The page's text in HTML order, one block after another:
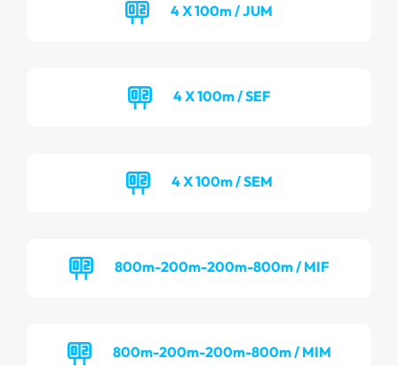
4 X 100m / JUM
4 X 100m / SEF
4 X 100m / SEM
800m-200m-200m-800m / MIF
800m-200m-200m-800m / MIM